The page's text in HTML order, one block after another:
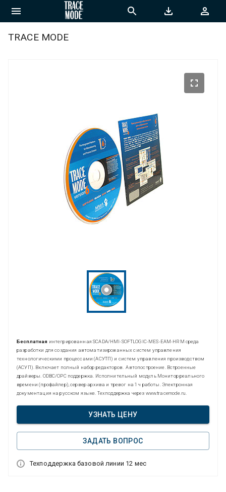
TRACE MODE
Бесплатная интегрированная SCADA/HMI-SOFTLOGIC-MES-EAM-HRM среда
разработки для создания автоматизированных систем управления
технологическими процессами (АСУТП) и систем управления производством
(АСУП). Включает полный набор редакторов. Автопостроение. Встроенные
драйверы. ODBC/OPC поддержка. Исполнительный модуль Монитор реального
времени (профайлер), сервер архива и тревог на 1 ч работы. Электронная
документация на русском языке. Техподдержка через www.tracemode.ru.
УЗНАТЬ ЦЕНУ
ЗАДАТЬ ВОПРОС
Техподдержка базовой линии 12 мес